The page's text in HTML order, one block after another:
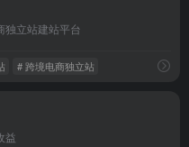
独立站建站平台
# 跨境电商独立站
益